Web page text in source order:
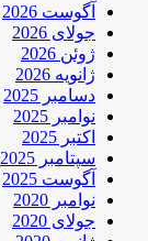
آگوست 2026
جولای 2026
ژوئن 2026
ژانویه 2026
دسامبر 2025
نوامبر 2025
اکتبر 2025
سپتامبر 2025
آگوست 2025
نوامبر 2020
جولای 2020